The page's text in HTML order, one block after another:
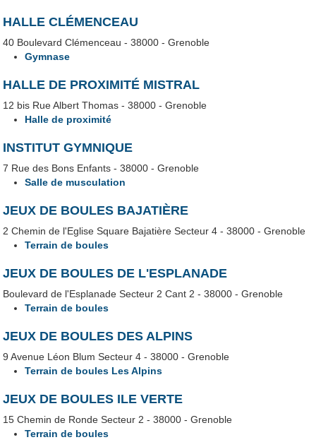
HALLE CLÉMENCEAU
40 Boulevard Clémenceau - 38000 - Grenoble
Gymnase
HALLE DE PROXIMITÉ MISTRAL
12 bis Rue Albert Thomas - 38000 - Grenoble
Halle de proximité
INSTITUT GYMNIQUE
7 Rue des Bons Enfants - 38000 - Grenoble
Salle de musculation
JEUX DE BOULES BAJATIÈRE
2 Chemin de l'Eglise Square Bajatière Secteur 4 - 38000 - Grenoble
Terrain de boules
JEUX DE BOULES DE L'ESPLANADE
Boulevard de l'Esplanade Secteur 2 Cant 2 - 38000 - Grenoble
Terrain de boules
JEUX DE BOULES DES ALPINS
9 Avenue Léon Blum Secteur 4 - 38000 - Grenoble
Terrain de boules Les Alpins
JEUX DE BOULES ILE VERTE
15 Chemin de Ronde Secteur 2 - 38000 - Grenoble
Terrain de boules